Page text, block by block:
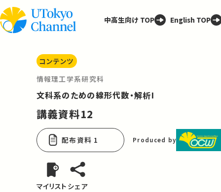
中高生向け TOP English TOP
コンテンツ
情報理工学系研究科
文科系のための線形代数・解析I
講義資料12
配布資料 1 Produced by
マイリスト シェア